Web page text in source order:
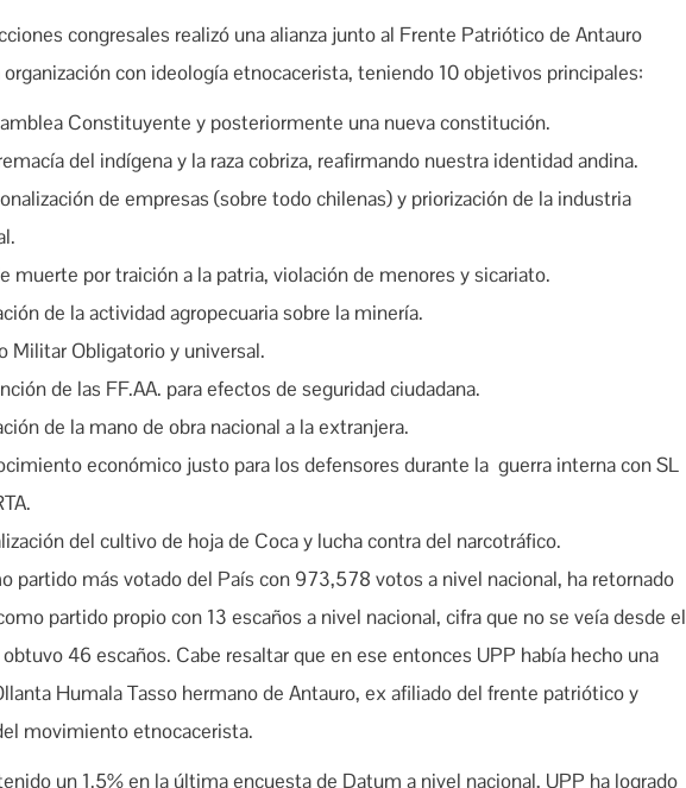
congresales realizó una alianza junto al Frente Patriótico de Antauro
organización con ideología etnocacerista, teniendo 10 objetivos principales:
Constituyente y posteriormente una nueva constitución.
del indígena y la raza cobriza, reafirmando nuestra identidad andina.
de empresas (sobre todo chilenas) y priorización de la industria
muerte por traición a la patria, violación de menores y sicariato.
de la actividad agropecuaria sobre la minería.
Militar Obligatorio y universal.
de las FF.AA. para efectos de seguridad ciudadana.
de la mano de obra nacional a la extranjera.
económico justo para los defensores durante la guerra interna con SL
del cultivo de hoja de Coca y lucha contra del narcotráfico.
partido más votado del País con 973,578 votos a nivel nacional, ha retornado
partido propio con 13 escaños a nivel nacional, cifra que no se veía desde el
46 escaños. Cabe resaltar que en ese entonces UPP había hecho una
Humala Tasso hermano de Antauro, ex afiliado del frente patriótico y
movimiento etnocacerista.
un 1.5% en la última encuesta de Datum a nivel nacional, UPP ha logrado